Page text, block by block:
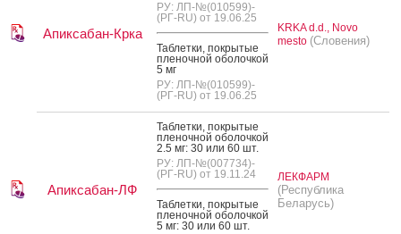
Апиксабан-Крка
РУ: ЛП-№(010599)-
(РГ-RU) от 19.06.25
Таб­летки, пок­ры­тые
пле­ноч­ной обо­лоч­кой
5 мг
РУ: ЛП-№(010599)-
(РГ-RU) от 19.06.25
KRKA d.d., Novo
mesto (Словения)
Апиксабан-ЛФ
Таб­летки, пок­ры­тые
пле­ноч­ной обо­лоч­кой
2.5 мг: 30 или 60 шт.
РУ: ЛП-№(007734)-
(РГ-RU) от 19.11.24
Таб­летки, пок­ры­тые
пле­ноч­ной обо­лоч­кой
5 мг: 30 или 60 шт.
ЛЕКФАРМ
(Республика
Беларусь)